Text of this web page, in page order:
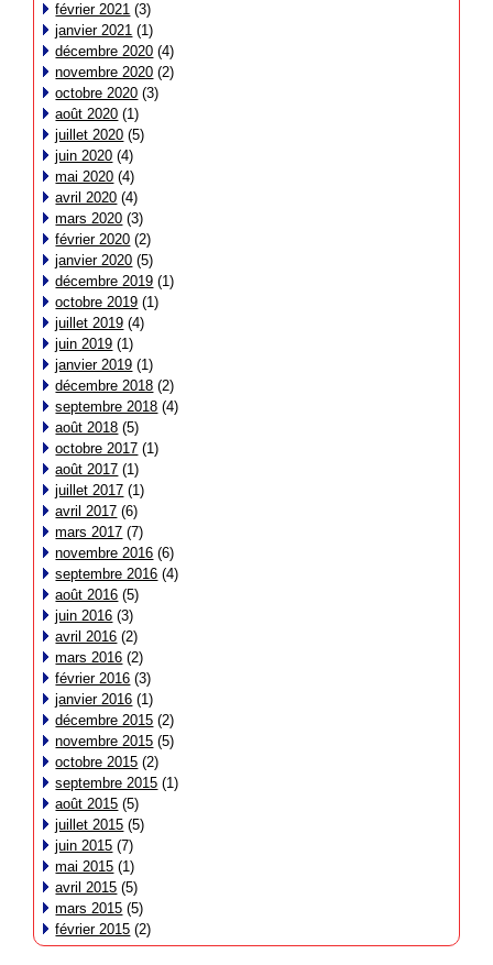
février 2021 (3)
janvier 2021 (1)
décembre 2020 (4)
novembre 2020 (2)
octobre 2020 (3)
août 2020 (1)
juillet 2020 (5)
juin 2020 (4)
mai 2020 (4)
avril 2020 (4)
mars 2020 (3)
février 2020 (2)
janvier 2020 (5)
décembre 2019 (1)
octobre 2019 (1)
juillet 2019 (4)
juin 2019 (1)
janvier 2019 (1)
décembre 2018 (2)
septembre 2018 (4)
août 2018 (5)
octobre 2017 (1)
août 2017 (1)
juillet 2017 (1)
avril 2017 (6)
mars 2017 (7)
novembre 2016 (6)
septembre 2016 (4)
août 2016 (5)
juin 2016 (3)
avril 2016 (2)
mars 2016 (2)
février 2016 (3)
janvier 2016 (1)
décembre 2015 (2)
novembre 2015 (5)
octobre 2015 (2)
septembre 2015 (1)
août 2015 (5)
juillet 2015 (5)
juin 2015 (7)
mai 2015 (1)
avril 2015 (5)
mars 2015 (5)
février 2015 (2)